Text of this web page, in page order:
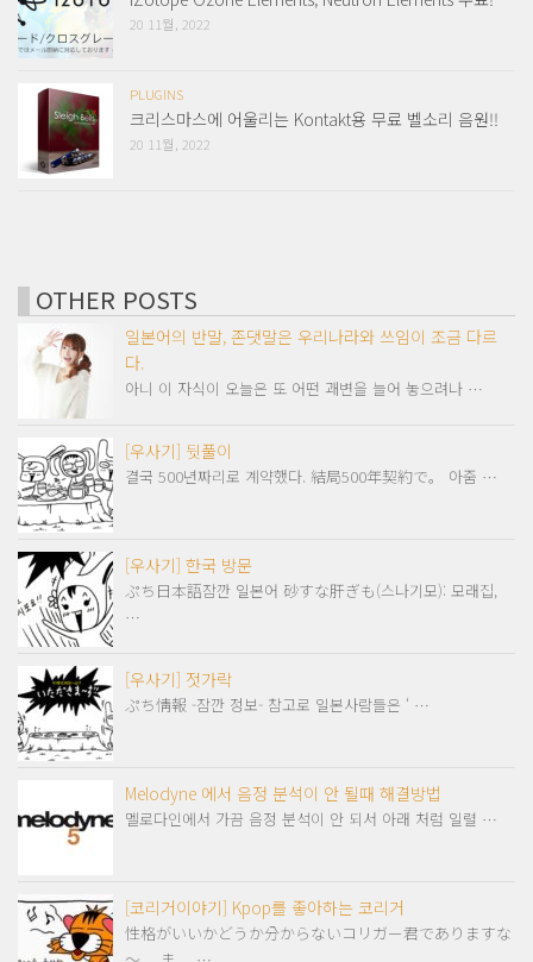
20 11월, 2022
PLUGINS
크리스마스에 어울리는 Kontakt용 무료 벨소리 음원!!
20 11월, 2022
OTHER POSTS
일본어의 반말, 존댓말은 우리나라와 쓰임이 조금 다르
다.
아니 이 자식이 오늘은 또 어떤 괘변을 늘어 놓으려나 …
[우사기] 뒷풀이
결국 500년짜리로 계약했다. 結局500年契約で。 아줌 …
[우사기] 한국 방문
ぷち日本語잠깐 일본어 砂すな肝ぎも(스나기모): 모래집,
…
[우사기] 젓가락
ぷち情報 -잠깐 정보- 참고로 일본사람들은 ‘ …
Melodyne 에서 음정 분석이 안 될때 해결방법
멜로다인에서 가끔 음정 분석이 안 되서 아래 처럼 일렬 …
[코리거이야기] Kpop를 좋아하는 코리거
性格がいいかどうか分からないコリガー君でありますな